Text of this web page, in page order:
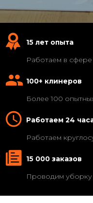
15 лет опыта
Работаем в сфере
100+ клинеров
Более 100
Работаем 24
Работаем
15 000 заказов
Проводим